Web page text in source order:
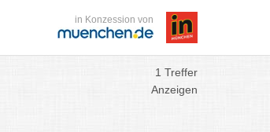
in Konzession von
1 Treffer
Anzeigen